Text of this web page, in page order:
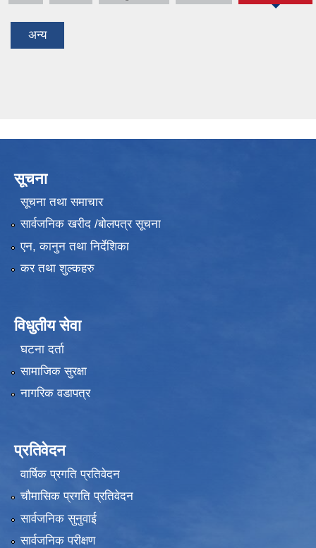
अन्य
सूचना
सूचना तथा समाचार
सार्वजनिक खरीद /बोलपत्र सूचना
एन, कानुन तथा निर्देशिका
कर तथा शुल्कहरु
विधुतीय सेवा
घटना दर्ता
सामाजिक सुरक्षा
नागरिक वडापत्र
प्रतिवेदन
वार्षिक प्रगति प्रतिवेदन
चौमासिक प्रगति प्रतिवेदन
सार्वजनिक सुनुवाई
सार्वजनिक परीक्षण